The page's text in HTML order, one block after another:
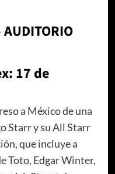
17 de
a México de una
Starr y su All Starr
que incluye a
Toto, Edgar Winter,